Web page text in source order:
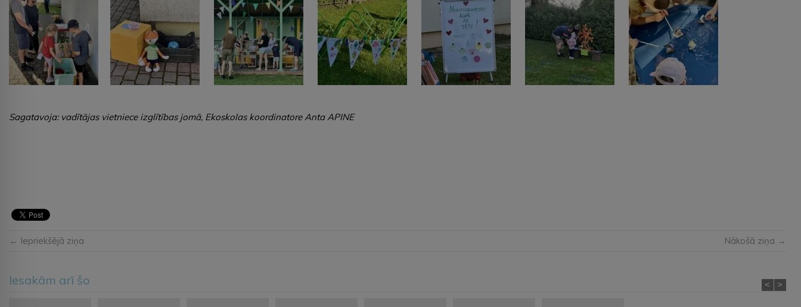
Sagatavoja: vadītājas vietniece izglītības jomā, Ekoskolas koordinatore Anta APINE
← Iepriekšējā ziņa Nākošā ziņa →
Iesakām arī šo < >